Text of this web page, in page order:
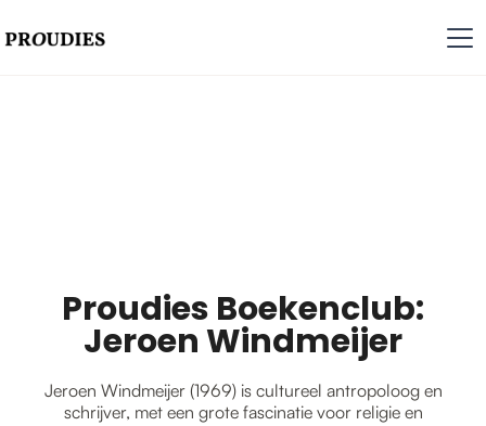
Proudies Boekenclub:
Jeroen Windmeijer
Jeroen Windmeijer (1969) is cultureel antropoloog en
schrijver, met een grote fascinatie voor religie en